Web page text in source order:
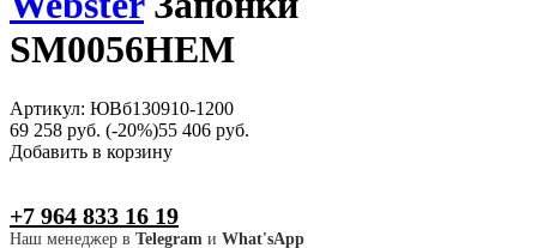
SM0056НЕМ
Артикул: ЮВб130910-1200
69 258 руб. (-20%)55 406 руб.
Добавить в корзину
+7 964 833 16 19
Наш менеджер в Telegram и What'sApp